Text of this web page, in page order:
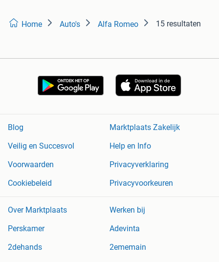
Home Auto's Alfa Romeo 15 resultaten
Blog
Marktplaats Zakelijk
Veilig en Succesvol
Help en Info
Voorwaarden
Privacyverklaring
Cookiebeleid
Privacyvoorkeuren
Over Marktplaats
Werken bij
Perskamer
Adevinta
2dehands
2ememain